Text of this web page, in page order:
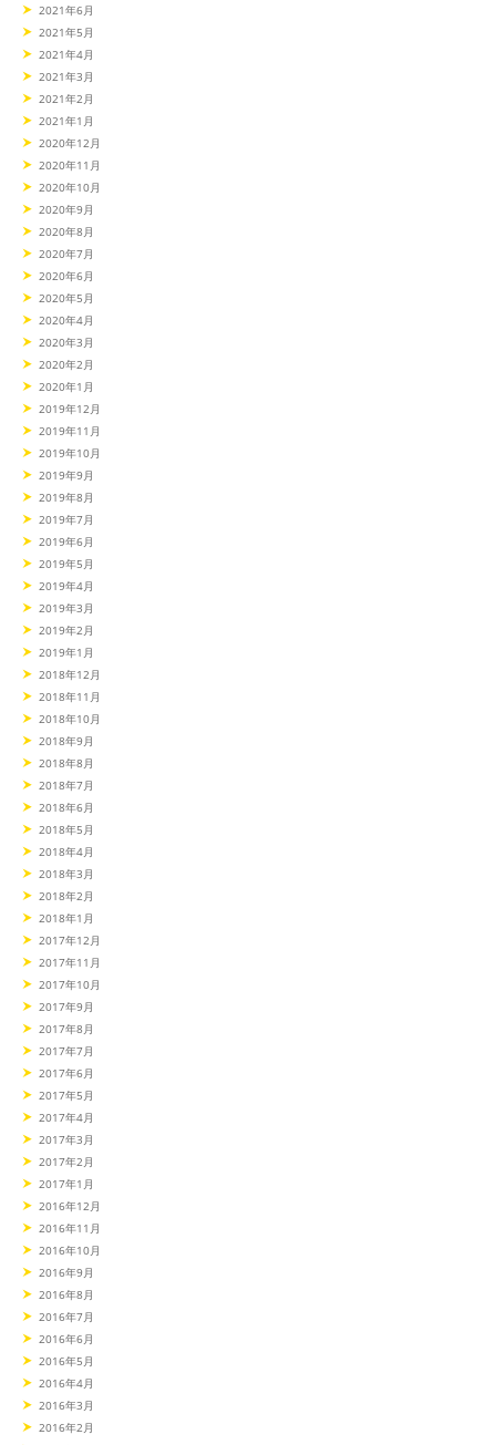
2021年6月
2021年5月
2021年4月
2021年3月
2021年2月
2021年1月
2020年12月
2020年11月
2020年10月
2020年9月
2020年8月
2020年7月
2020年6月
2020年5月
2020年4月
2020年3月
2020年2月
2020年1月
2019年12月
2019年11月
2019年10月
2019年9月
2019年8月
2019年7月
2019年6月
2019年5月
2019年4月
2019年3月
2019年2月
2019年1月
2018年12月
2018年11月
2018年10月
2018年9月
2018年8月
2018年7月
2018年6月
2018年5月
2018年4月
2018年3月
2018年2月
2018年1月
2017年12月
2017年11月
2017年10月
2017年9月
2017年8月
2017年7月
2017年6月
2017年5月
2017年4月
2017年3月
2017年2月
2017年1月
2016年12月
2016年11月
2016年10月
2016年9月
2016年8月
2016年7月
2016年6月
2016年5月
2016年4月
2016年3月
2016年2月